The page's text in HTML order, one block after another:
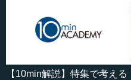
【10min解説】特集で考える